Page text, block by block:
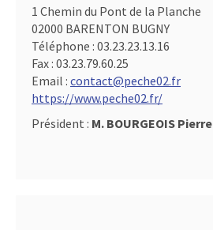
1 Chemin du Pont de la Planche
02000 BARENTON BUGNY
Téléphone : 03.23.23.13.16
Fax : 03.23.79.60.25
Email : contact@peche02.fr
https://www.peche02.fr/
Président : M. BOURGEOIS Pierre